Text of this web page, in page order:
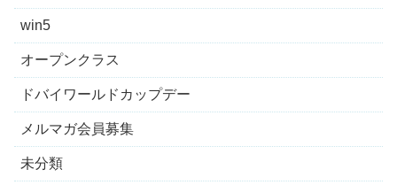
win5
オープンクラス
ドバイワールドカップデー
メルマガ会員募集
未分類